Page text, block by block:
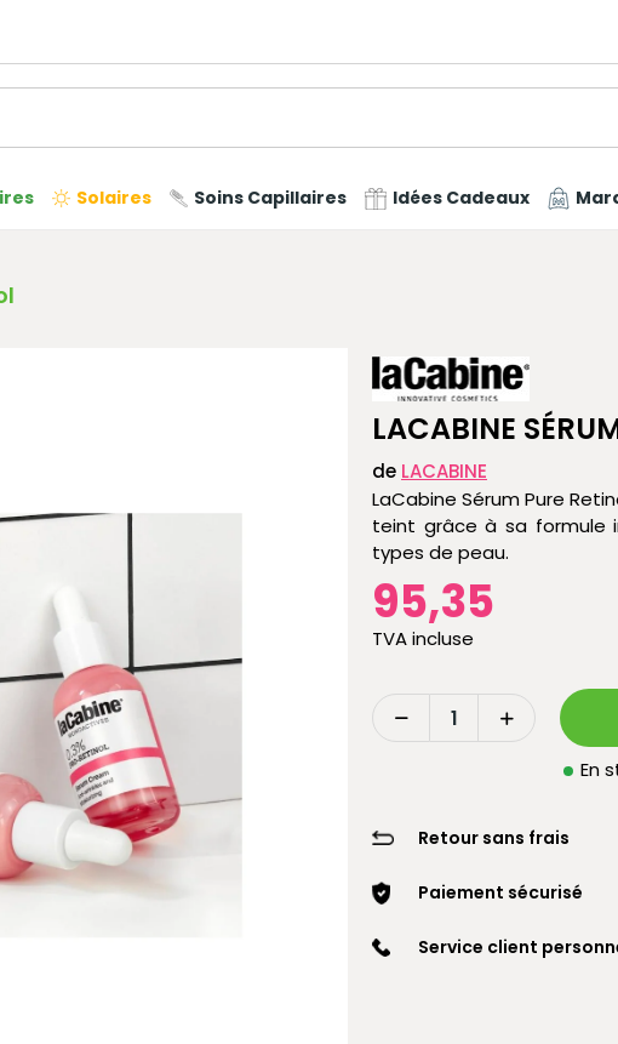
Solaires Soins Capillaires Idées Cadeaux
LACABINE
de LACABINE
LaCabine Sérum Pure
teint grâce à sa formule
types de peau.
95,35
TVA incluse
En
Retour sans frais
Paiement sécurisé
Service client